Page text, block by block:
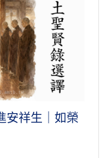
安祥生｜如榮